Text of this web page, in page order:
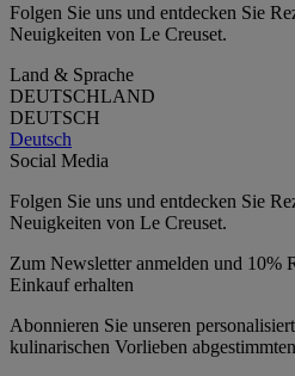
Folgen Sie uns und entdecken Sie
Neuigkeiten von Le Creuset.
Land & Sprache
DEUTSCHLAND
DEUTSCH
Deutsch
Social Media
Folgen Sie uns und entdecken Sie
Neuigkeiten von Le Creuset.
Zum Newsletter anmelden und 10%
Einkauf erhalten
Abonnieren Sie unseren
kulinarischen Vorlieben